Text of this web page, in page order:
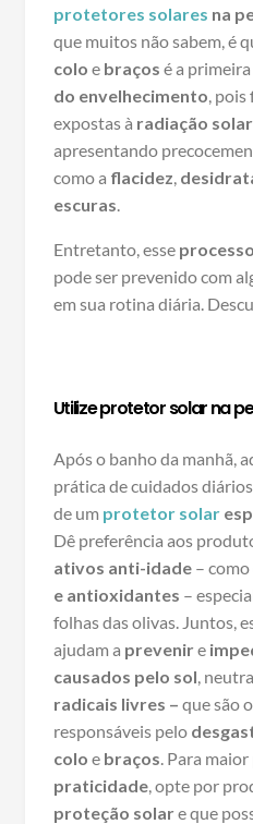
protetores solares na
que muitos não sabem, é
colo e braços é a
do envelhecimento,
expostas à radiação
apresentando
como a flacidez,
escuras.
Entretanto, esse
pode ser prevenido com
em sua rotina diária.
Utilize protetor solar na
Após o banho da manhã,
prática de cuidados
de um protetor solar
Dê preferência aos
ativos anti-idade– como
e antioxidantes –
folhas das olivas. Juntos,
ajudam a prevenire
causados pelo sol ,
radicais livres – que são
responsáveis pelo
colo e braços . Para maior
praticidade, opte por
proteção solare que